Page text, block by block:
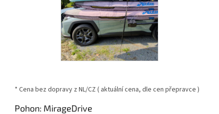
* Cena bez dopravy z NL/CZ ( aktuální cena, dle cen přepravce )
Pohon: MirageDrive